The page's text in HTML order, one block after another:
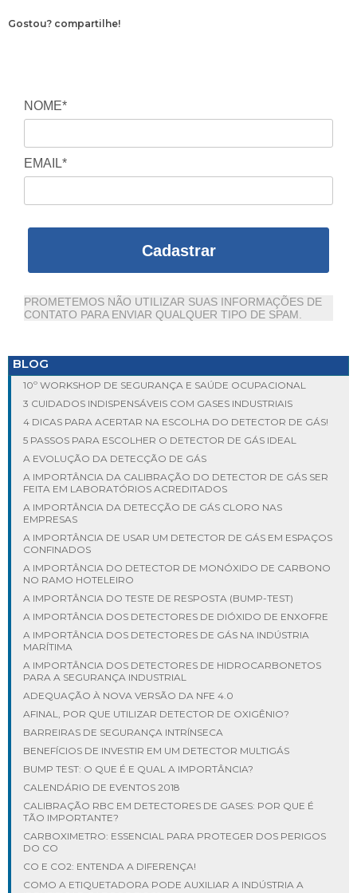
Gostou? compartilhe!
NOME*
EMAIL*
Cadastrar
PROMETEMOS NÃO UTILIZAR SUAS INFORMAÇÕES DE
CONTATO PARA ENVIAR QUALQUER TIPO DE SPAM.
BLOG
10º WORKSHOP DE SEGURANÇA E SAÚDE OCUPACIONAL
3 CUIDADOS INDISPENSÁVEIS COM GASES INDUSTRIAIS
4 DICAS PARA ACERTAR NA ESCOLHA DO DETECTOR DE GÁS!
5 PASSOS PARA ESCOLHER O DETECTOR DE GÁS IDEAL
A EVOLUÇÃO DA DETECÇÃO DE GÁS
A IMPORTÂNCIA DA CALIBRAÇÃO DO DETECTOR DE GÁS SER
FEITA EM LABORATÓRIOS ACREDITADOS
A IMPORTÂNCIA DA DETECÇÃO DE GÁS CLORO NAS
EMPRESAS
A IMPORTÂNCIA DE USAR UM DETECTOR DE GÁS EM ESPAÇOS
CONFINADOS
A IMPORTÂNCIA DO DETECTOR DE MONÓXIDO DE CARBONO
NO RAMO HOTELEIRO
A IMPORTÂNCIA DO TESTE DE RESPOSTA (BUMP-TEST)
A IMPORTÂNCIA DOS DETECTORES DE DIÓXIDO DE ENXOFRE
A IMPORTÂNCIA DOS DETECTORES DE GÁS NA INDÚSTRIA
MARÍTIMA
A IMPORTÂNCIA DOS DETECTORES DE HIDROCARBONETOS
PARA A SEGURANÇA INDUSTRIAL
ADEQUAÇÃO À NOVA VERSÃO DA NFE 4.0
AFINAL, POR QUE UTILIZAR DETECTOR DE OXIGÊNIO?
BARREIRAS DE SEGURANÇA INTRÍNSECA
BENEFÍCIOS DE INVESTIR EM UM DETECTOR MULTIGÁS
BUMP TEST: O QUE É E QUAL A IMPORTÂNCIA?
CALENDÁRIO DE EVENTOS 2018
CALIBRAÇÃO RBC EM DETECTORES DE GASES: POR QUE É
TÃO IMPORTANTE?
CARBOXIMETRO: ESSENCIAL PARA PROTEGER DOS PERIGOS
DO CO
CO E CO2: ENTENDA A DIFERENÇA!
COMO A ETIQUETADORA PODE AUXILIAR A INDÚSTRIA A